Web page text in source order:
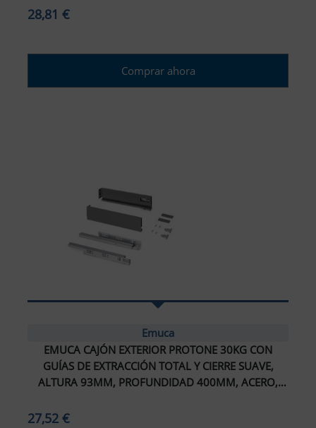
28,81 €
Comprar ahora
Emuca
EMUCA CAJÓN EXTERIOR PROTONE 30KG CON
GUÍAS DE EXTRACCIÓN TOTAL Y CIERRE SUAVE,
ALTURA 93MM, PROFUNDIDAD 400MM, ACERO,
27,52 €